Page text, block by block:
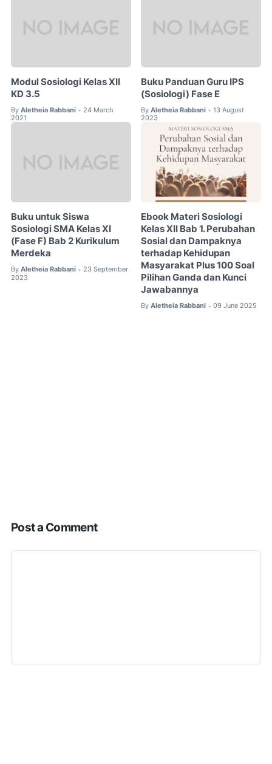
Modul Sosiologi Kelas XII
KD 3.5
By Aletheia Rabbani • 24 March
2021
Buku Panduan Guru IPS
(Sosiologi) Fase E
By Aletheia Rabbani • 13 August
2023
Buku untuk Siswa
Sosiologi SMA Kelas XI
(Fase F) Bab 2 Kurikulum
Merdeka
By Aletheia Rabbani • 23 September
2023
Ebook Materi Sosiologi
Kelas XII Bab 1. Perubahan
Sosial dan Dampaknya
terhadap Kehidupan
Masyarakat Plus 100 Soal
Pilihan Ganda dan Kunci
Jawabannya
By Aletheia Rabbani • 09 June 2025
Post a Comment